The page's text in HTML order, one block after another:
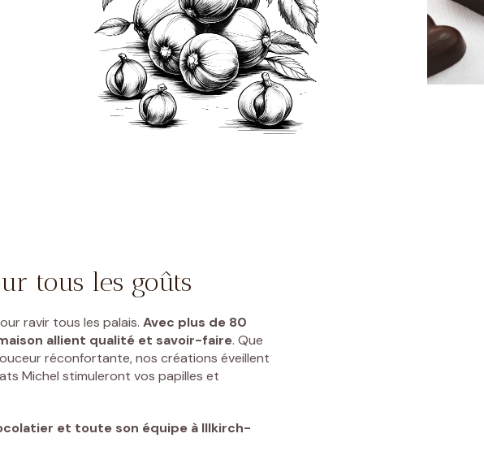
tous les goûts
ravir tous les palais. Avec plus de 80
allient qualité et savoir-faire. Que
réconfortante, nos créations éveillent
Michel stimuleront vos papilles et
et toute son équipe à Illkirch-